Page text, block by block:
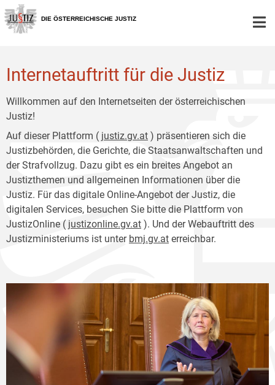
Zur
Hauptnavigation
[1]
Zum
Inhalt
[2]
DIE ÖSTERREICHISCHE JUSTIZ
Internetauftritt für die Justiz
Willkommen auf den Internetseiten der österreichischen
Justiz!
Auf dieser Plattform ( justiz.gv.at ) präsentieren sich die
Justizbehörden, die Gerichte, die Staatsanwaltschaften und
der Strafvollzug. Dazu gibt es ein breites Angebot an
Justizthemen und allgemeinen Informationen über die
Justiz. Für das digitale Online-Angebot der Justiz, die
digitalen Services, besuchen Sie bitte die Plattform von
JustizOnline ( justizonline.gv.at ). Und der Webauftritt des
Justizministeriums ist unter bmj.gv.at erreichbar.